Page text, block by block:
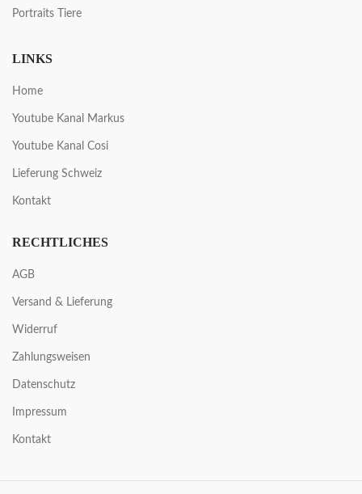
Portraits Tiere
LINKS
Home
Youtube Kanal Markus
Youtube Kanal Cosi
Lieferung Schweiz
Kontakt
RECHTLICHES
AGB
Versand & Lieferung
Widerruf
Zahlungsweisen
Datenschutz
Impressum
Kontakt